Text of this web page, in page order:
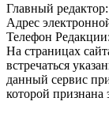
Главный
Адрес
Телефон Редакции:
На страницах
встречаться
данный сервис
которой признана